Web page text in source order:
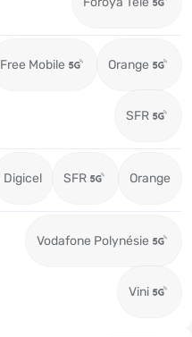
Free Mobile Orange
SFR
Digicel SFR Orange
Vodafone Polynésie
Vini